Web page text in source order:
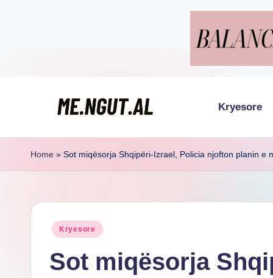
M
e
g
lexohen
ngut
Kryesore
Home » Sot miqësorja Shqipëri-Izrael, Policia njofton planin e
Posted
Kryesore
Sot miqësorja